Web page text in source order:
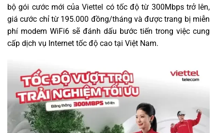
bộ gói cước mới củaViettel có tốc độ từ 300Mbps trở lên,
giá cước chỉ từ 195.000 đồng/tháng và được trang bị miễn
phí modem WiFi6 sẽ đánh dấu bước tiến trong việc cung
cấp dịch vụ Internet tốc độ cao tại Việt Nam.